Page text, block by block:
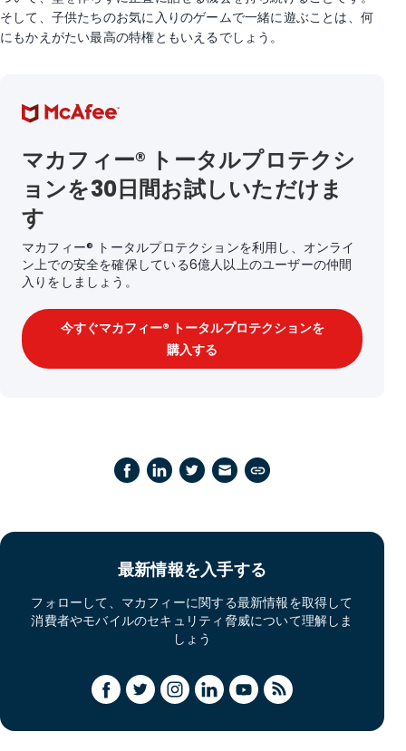
そして、子供たちのお気に入りのゲームで一緒に遊ぶことは、何
にもかえがたい最高の特権ともいえるでしょう。
マカフィー® トータルプロテクシ
ョンを30日間お試しいただけま
す
マカフィー® トータルプロテクションを利用し、オンライ
ン上での安全を確保している6億人以上のユーザーの仲間
入りをしましょう。
今すぐマカフィー® トータルプロテクションを
購入する
最新情報を入手する
フォローして、マカフィーに関する最新情報を取得して
消費者やモバイルのセキュリティ脅威について理解しま
しょう